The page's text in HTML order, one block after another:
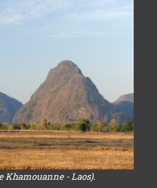
Khamouanne - Laos).